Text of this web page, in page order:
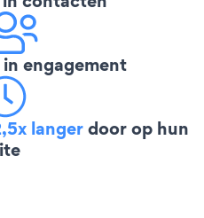
in engagement
langerdoor op hun